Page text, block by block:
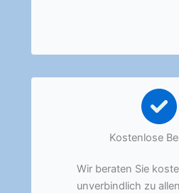
Kostenlose
Wir beraten Sie
unverbindlich zu